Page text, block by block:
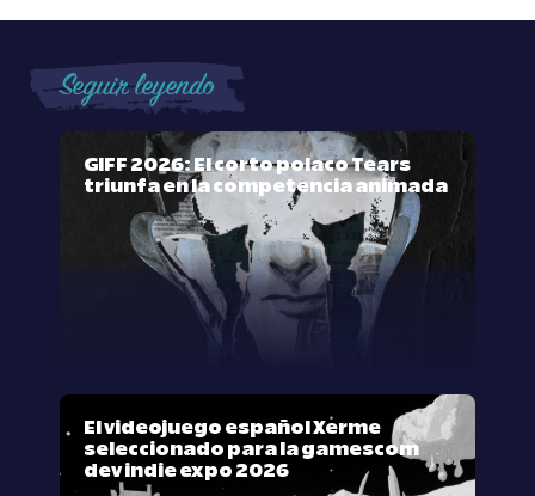
Seguir leyendo
GIFF 2026: El corto polaco Tears
triunfa en la competencia animada
El videojuego español Xerme
seleccionado para la gamescom
dev indie expo 2026